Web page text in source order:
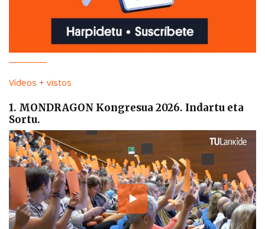
Vídeos + vistos
1. MONDRAGON Kongresua 2026. Indartu eta
Sortu.